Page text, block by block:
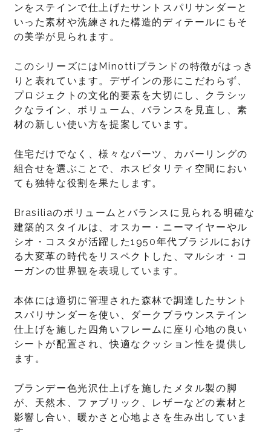
ンをステインで仕上げたサントスパリサンダーと
いった素材や洗練された構造的ディテールにもそ
の美学が見られます。
このシリーズにはMinottiブランドの特徴がはっき
りと表れています。デザインの形にこだわらず、
プロジェクトの文化的要素を大切にし、クラシッ
クなライン、ボリューム、バランスを見直し、素
材の新しい使い方を提案しています。
住宅だけでなく、様々なパーツ、カバーリングの
組合せを選ぶことで、ホスピタリティ空間におい
ても独特な役割を果たします。
Brasiliaのボリュームとバランスに見られる明確な
建築的スタイルは、オスカー・ニーマイヤーやル
シオ・コスタが活躍した1950年代ブラジルにおけ
る大変革の時代をリスペクトした、マルシオ・コ
ーガンの世界観を表現しています。
本体には適切に管理された森林で調達したサント
スパリサンダーを使い、ダークブラウンステイン
仕上げを施した四角いフレームに座り心地の良い
シートが配置され、快適なクッション性を提供し
ます。
ブランデー色光沢仕上げを施したメタル製の脚
が、天然木、ファブリック、レザーなどの素材と
影響し合い、暖かさと心地よさを生み出していま